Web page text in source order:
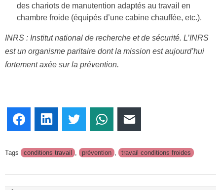
des chariots de manutention adaptés au travail en
chambre froide (équipés d’une cabine chauffée, etc.).
INRS : Institut national de recherche et de sécurité. L’INRS
est un organisme paritaire dont la mission est aujourd’hui
fortement axée sur la prévention.
FacebookLinkedInTwitter WhatsApp
Tags conditions travail prévention travail conditions froides